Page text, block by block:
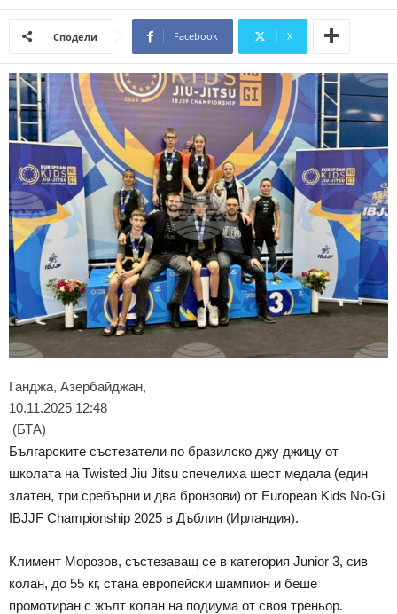
Сподели Facebook X
Ганджа, Азербайджан,
10.11.2025 12:48
(БТА)
Българските състезатели по бразилско джу джицу от
школата на Twisted Jiu Jitsu спечелиха шест медала (един
златен, три сребърни и два бронзови) от European Kids No-Gi
IBJJF Championship 2025 в Дъблин (Ирландия).
Климент Морозов, състезаващ се в категория Junior 3, сив
колан, до 55 кг, стана европейски шампион и беше
промотиран с жълт колан на подиума от своя треньор.